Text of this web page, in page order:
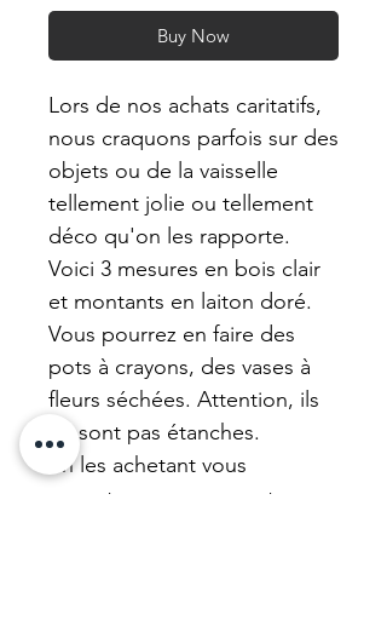
Buy Now
Lors de nos achats caritatifs,
nous craquons parfois sur des
objets ou de la vaisselle
tellement jolie ou tellement
déco qu'on les rapporte.
Voici 3 mesures en bois clair
et montants en laiton doré.
Vous pourrez en faire des
pots à crayons, des vases à
fleurs séchées. Attention, ils
ne sont pas étanches.
En les achetant vous
apportez avec nous votre